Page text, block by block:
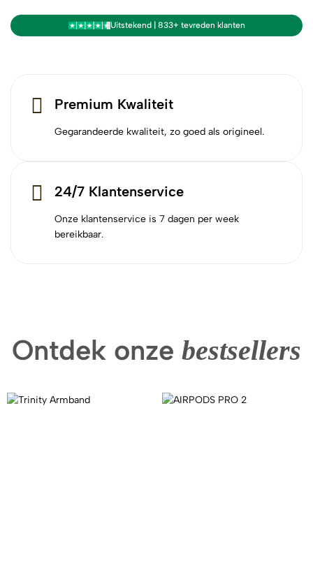
Uitstekend | 833+ tevreden klanten
Premium Kwaliteit
Gegarandeerde kwaliteit, zo goed als origineel.
24/7 Klantenservice
Onze klantenservice is 7 dagen per week
bereikbaar.
Ontdek onze bestsellers